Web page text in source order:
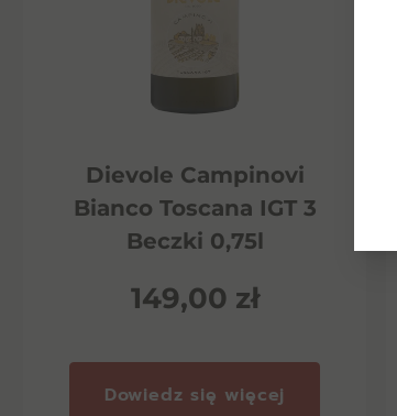
Dievole Campinovi
Bianco Toscana IGT 3
Beczki 0,75l
149,00 zł
Dowiedz się więcej